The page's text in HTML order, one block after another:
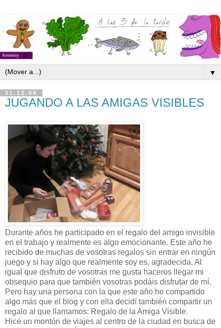
▼
31.12.08
JUGANDO A LAS AMIGAS VISIBLES
Durante años he participado en el regalo del amigo invisible
en el trabajo y realmente es algo emocionante. Este año he
recibido de muchas de vosotras regalos sin entrar en ningún
juego y si hay algo que realmente soy es, agradecida. Al
igual que disfruto de vosotras me gusta haceros llegar mi
obsequio para que también vosotras podáis disfrutar de mí.
Pero hay una persona con la que este año he compartido
algo más que el blog y con ella decidí también compartir un
regalo al que llamamos: Regalo de la Amiga Visible.
Hice un montón de viajes al centro de la ciudad en busca de